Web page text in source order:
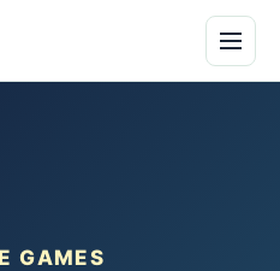
GAMES